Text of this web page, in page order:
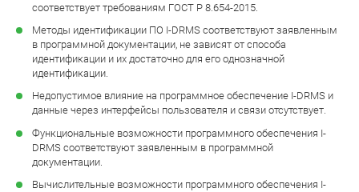
соответствует требованиям ГОСТ Р 8.654-2015.
Методы идентификации ПО I-DRMS соответствуют заявленным
в программной документации, не зависят от способа
идентификации и их достаточно для его однозначной
идентификации.
Недопустимое влияние на программное обеспечение I-DRMS и
данные через интерфейсы пользователя и связи отсутствует.
Функциональные возможности программного обеспечения I-
DRMS соответствуют заявленным в программной
документации.
Вычислительные возможности программного обеспечения I-